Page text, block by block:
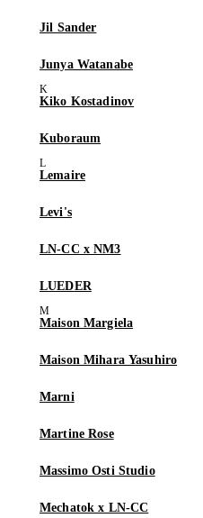
Jil Sander
Junya Watanabe
Kiko Kostadinov
Kuboraum
Lemaire
Levi's
LN-CC x NM3
LUEDER
Maison Margiela
Maison Mihara Yasuhiro
Marni
Martine Rose
Massimo Osti Studio
Mechatok x LN-CC